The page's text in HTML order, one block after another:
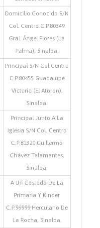
Domicilio Conocido S/N
Col. Centro C.P.80349
Gral. Ángel Flores (La
Palma), Sinaloa.
Principal S/N Col Centro
C.P.80455 Guadalupe
Victoria (El Atoron),
Sinaloa.
Principal Junto A La
Iglesia S/N Col. Centro
C.P.81320 Guillermo
Chávez Talamantes,
Sinaloa.
A Un Costado De La
Primaria Y Kinder
C.P.99999 Herculano De
La Rocha, Sinaloa.